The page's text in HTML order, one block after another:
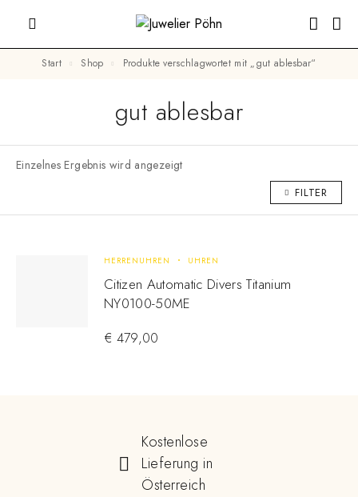
Start Shop Produkte verschlagwortet mit „gut ablesbar“
gut ablesbar
Einzelnes Ergebnis wird angezeigt
FILTER
HERRENUHREN UHREN
Citizen Automatic Divers Titanium
NY0100-50ME
€ 479,00
Kostenlose
Lieferung in
Österreich